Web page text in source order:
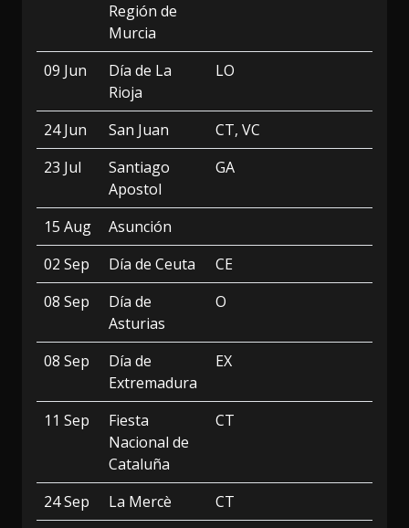
Región de
Murcia
09 Jun
Día de La
Rioja
LO
24 Jun San Juan
CT, VC
23 Jul
Santiago
Apostol
GA
15 Aug
Asunción
02 Sep
Día de Ceuta
CE
08 Sep
Día de
Asturias
O
08 Sep
Día de
Extremadura
EX
11 Sep
Fiesta
Nacional de
Cataluña
CT
24 Sep La Mercè
CT